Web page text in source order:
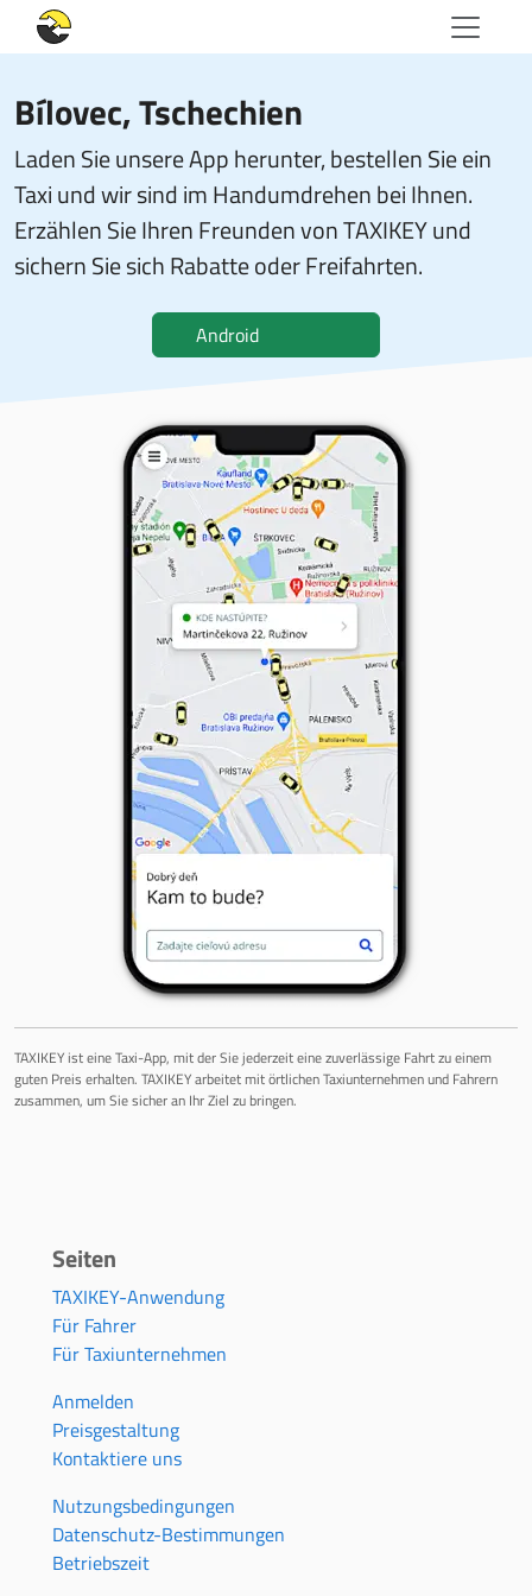
Bílovec, Tschechien
Laden Sie unsere App herunter, bestellen Sie ein
Taxi und wir sind im Handumdrehen bei Ihnen.
Erzählen Sie Ihren Freunden von TAXIKEY und
sichern Sie sich Rabatte oder Freifahrten.
Android
TAXIKEY ist eine Taxi-App, mit der Sie jederzeit eine zuverlässige Fahrt zu einem
guten Preis erhalten. TAXIKEY arbeitet mit örtlichen Taxiunternehmen und Fahrern
zusammen, um Sie sicher an Ihr Ziel zu bringen.
Seiten
TAXIKEY-Anwendung
Für Fahrer
Für Taxiunternehmen
Anmelden
Preisgestaltung
Kontaktiere uns
Nutzungsbedingungen
Datenschutz-Bestimmungen
Betriebszeit